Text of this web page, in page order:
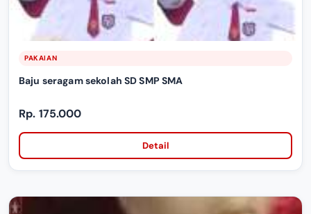
PAKAIAN
Baju seragam sekolah SD SMP SMA
Rp. 175.000
Detail